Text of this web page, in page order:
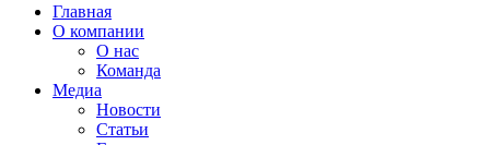
Главная
О компании
О нас
Команда
Медиа
Новости
Статьи